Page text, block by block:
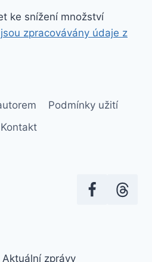
ke snížení množství
zpracovávány údaje z
Podmínky užití
Kontakt
zprávy